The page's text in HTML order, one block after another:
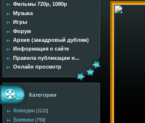
Фильмы 720p, 1080p
Музыка
Игры
Форум
Архив (закадровый дубляж)
Информация о сайте
Правила публикации н...
Онлайн просмотр
Категории
Комедии [1122]
Боевики [759]